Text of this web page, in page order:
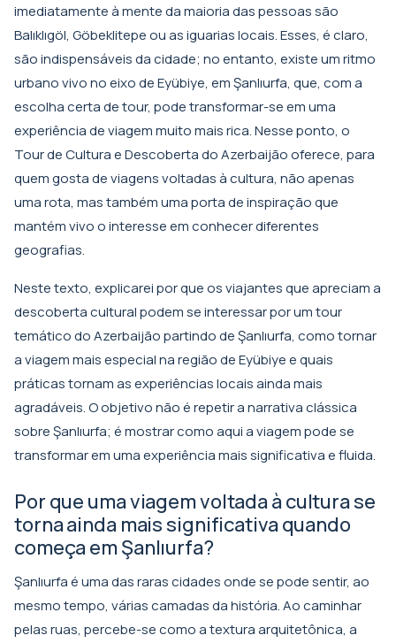
imediatamente à mente da maioria das pessoas são
Balıklıgöl, Göbeklitepe ou as iguarias locais. Esses, é claro,
são indispensáveis da cidade; no entanto, existe um ritmo
urbano vivo no eixo de Eyübiye, em Şanlıurfa, que, com a
escolha certa de tour, pode transformar-se em uma
experiência de viagem muito mais rica. Nesse ponto, o
Tour de Cultura e Descoberta do Azerbaijãooferece, para
quem gosta de viagens voltadas à cultura, não apenas
uma rota, mas também uma porta de inspiração que
mantém vivo o interesse em conhecer diferentes
geografias.
Neste texto, explicarei por que os viajantes que apreciam a
descoberta cultural podem se interessar por um tour
temático do Azerbaijão partindo de Şanlıurfa, como tornar
a viagem mais especial na região de Eyübiye e quais
práticas tornam as experiências locais ainda mais
agradáveis. O objetivo não é repetir a narrativa clássica
sobre Şanlıurfa; é mostrar como aqui a viagem pode se
transformar em uma experiência mais significativa e fluida.
Por que uma viagem voltada à cultura se
torna ainda mais significativa quando
começa em Şanlıurfa?
Şanlıurfa é uma das raras cidades onde se pode sentir, ao
mesmo tempo, várias camadas da história. Ao caminhar
pelas ruas, percebe-se como a textura arquitetônica, a